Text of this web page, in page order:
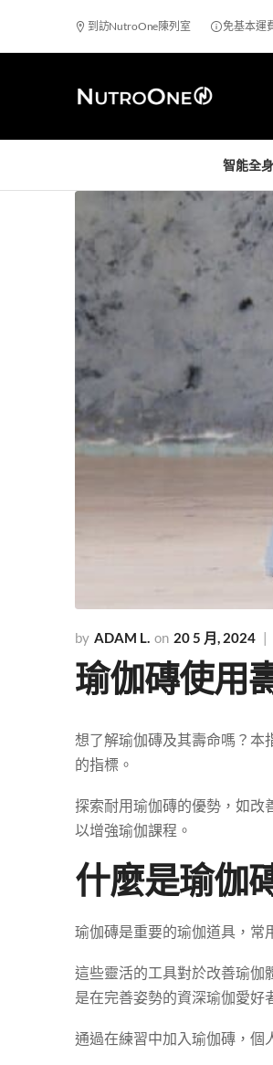
到訪NutroOne陳列室 免基本運
智能全
ADAM L. 20 5 月, 2024
瑜伽磚使用
想了解瑜伽磚及其壽命嗎？本
的指標。
探索耐用瑜伽磚的優勢，如改
以增強瑜伽課程。
什麼是瑜伽
瑜伽磚是重要的瑜伽道具，常
這些靈活的工具對於改善瑜伽
是在完善姿勢的資深瑜伽愛好
通過在練習中加入瑜伽磚，個